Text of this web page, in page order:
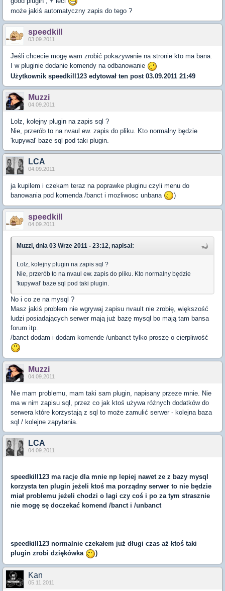
może jakiś automatyczny zapis do tego ?
speedkill
03.09.2011
Jeśli chcecie mogę wam zrobić pokazywanie na stronie kto ma bana.
I w pluginie dodanie komendy na odbanowanie
Użytkownik speedkill123 edytował ten post 03.09.2011 21:49
Muzzi
04.09.2011
Lolz, kolejny plugin na zapis sql ?
Nie, przerób to na nvaul ew. zapis do pliku. Kto normalny będzie
'kupywał' baze sql pod taki plugin.
LCA
04.09.2011
ja kupilem i czekam teraz na poprawke pluginu czyli menu do
banowania pod komenda /banct i mozliwosc unbana
)
speedkill
04.09.2011
Muzzi, dnia 03 Wrze 2011 - 23:12, napisał:
Lolz, kolejny plugin na zapis sql ?
Nie, przerób to na nvaul ew. zapis do pliku. Kto normalny będzie
'kupywał' baze sql pod taki plugin.
No i co ze na mysql ?
Masz jakiś problem nie wgrywaj zapisu nvault nie zrobię, większość
ludzi posiadających serwer mają już bazę mysql bo mają tam bansa
forum itp.
/banct dodam i dodam komende /unbanct tylko proszę o cierpliwość
Muzzi
04.09.2011
Nie mam problemu, mam taki sam plugin, napisany przeze mnie. Nie
ma w nim zapisu sql, przez co jak ktoś używa różnych dodatków do
serwera które korzystają z sql to może zamulić serwer - kolejna baza
sql / kolejne zapytania.
LCA
04.09.2011
speedkill123 ma racje dla mnie np lepiej nawet ze z bazy mysql
korzysta ten plugin jeżeli ktoś ma porządny serwer to nie będzie
miał problemu jeżeli chodzi o lagi czy coś i po za tym strasznie
nie mogę sę doczekać komend /banct i /unbanct
speedkill123 normalnie czekałem już długi czas aż ktoś taki
plugin zrobi dziękówka
)
Kan
05.11.2011